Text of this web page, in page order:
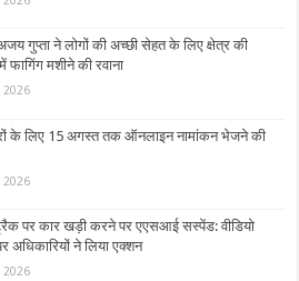
गुप्ता ने लोगों की अच्छी सेहत के लिए क्षेत्र की
फागिंग मशीने की रवाना
2026
के लिए 15 अगस्त तक ऑनलाइन नामांकन भेजने की
2026
पर कार खड़ी करने पर एएसआई सस्पेंड: वीडियो
अधिकारियों ने लिया एक्शन
2026